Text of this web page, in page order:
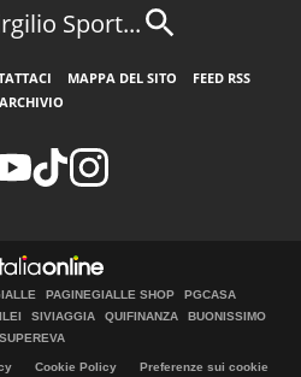
Sport...
MAPPA DEL SITO
FEED RSS
ARCHIVIO
PAGINEGIALLE SHOP
PGCASA
SIVIAGGIA QUIFINANZA
BUONISSIMO
SUPEREVA
Cookie Policy Preferenze sui cookie